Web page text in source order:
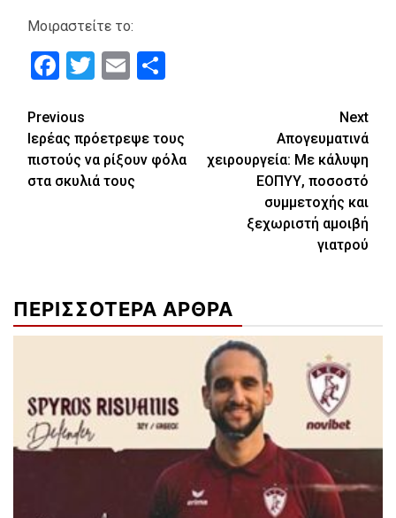
Μοιραστείτε το:
Facebook
Twitter
Email
Continue
Reading
Previous
Ιερέας πρόετρεψε τους
πιστούς να ρίξουν φόλα
στα σκυλιά τους
Next
Απογευματινά
χειρουργεία: Με κάλυψη
ΕΟΠΥΥ, ποσοστό
συμμετοχής και
ξεχωριστή αμοιβή
γιατρού
ΠΕΡΙΣΣΟΤΕΡΑ ΑΡΘΡΑ